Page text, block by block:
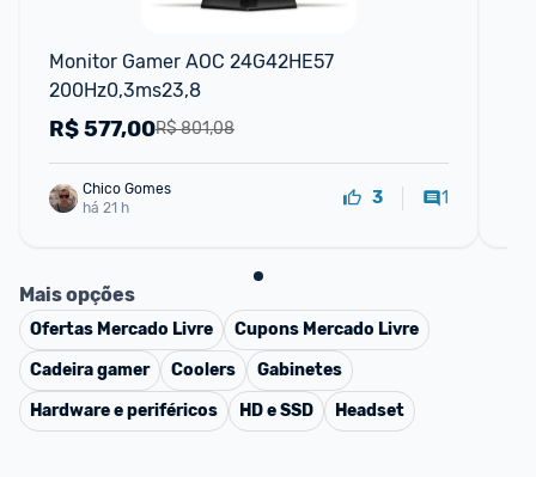
Monitor Gamer AOC 24G42HE57
200Hz0,3ms23,8
R$ 801,08
R$577,00
Chico Gomes
há 21 h
3 1
Mais opções
Ofertas Mercado Livre Cupons Mercado Livre
Cadeira gamer
Coolers
Gabinetes
Hardware e periféricos
HD e SSD Headset